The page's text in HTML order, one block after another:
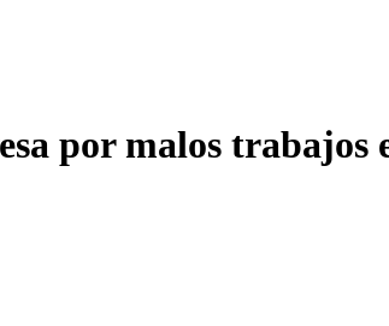
por malos trabajos